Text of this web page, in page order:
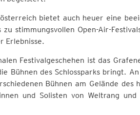
bietet auch heuer eine
zu stimmungsvollen Open-Air-
Erlebnisse.
Festivalgeschehen ist das
Bühnen des Schlossparks bringt.
Bühnen am Gelände
und Solisten von Weltrang